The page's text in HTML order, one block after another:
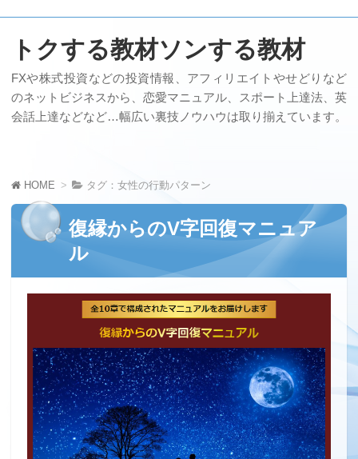
トクする教材ソンする教材
FXや株式投資などの投資情報、アフィリエイトやせどりなど
のネットビジネスから、恋愛マニュアル、スポート上達法、英
会話上達などなど…幅広い裏技ノウハウは取り揃えています。
HOME タグ：女性の行動パターン
復縁からのV字回復マニュア
ル